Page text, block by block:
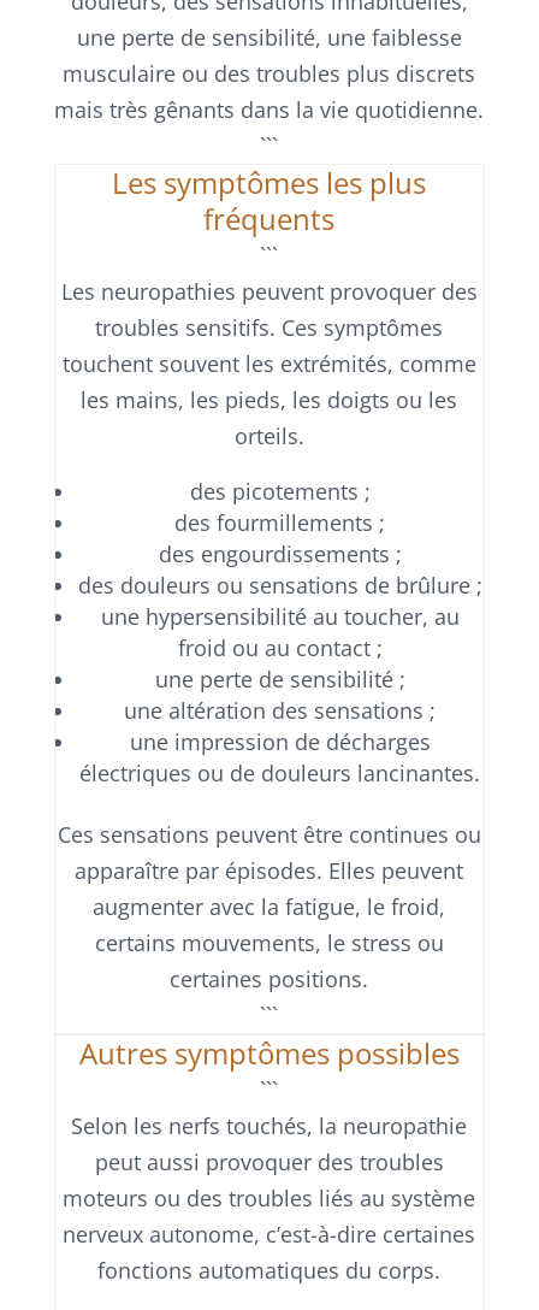
une perte de sensibilité, une faiblesse
musculaire ou des troubles plus discrets
mais très gênants dans la vie quotidienne.
```
Les symptômes les plus
fréquents
```
Les neuropathies peuvent provoquer des
troubles sensitifs. Ces symptômes
touchent souvent les extrémités, comme
les mains, les pieds, les doigts ou les
orteils.
des picotements ;
des fourmillements ;
des engourdissements ;
des douleurs ou sensations de brûlure ;
une hypersensibilité au toucher, au
froid ou au contact ;
une perte de sensibilité ;
une altération des sensations ;
une impression de décharges
électriques ou de douleurs lancinantes.
Ces sensations peuvent être continues ou
apparaître par épisodes. Elles peuvent
augmenter avec la fatigue, le froid,
certains mouvements, le stress ou
certaines positions.
```
Autres symptômes possibles
```
Selon les nerfs touchés, la neuropathie
peut aussi provoquer des troubles
moteurs ou des troubles liés au système
nerveux autonome, c’est-à-dire certaines
fonctions automatiques du corps.